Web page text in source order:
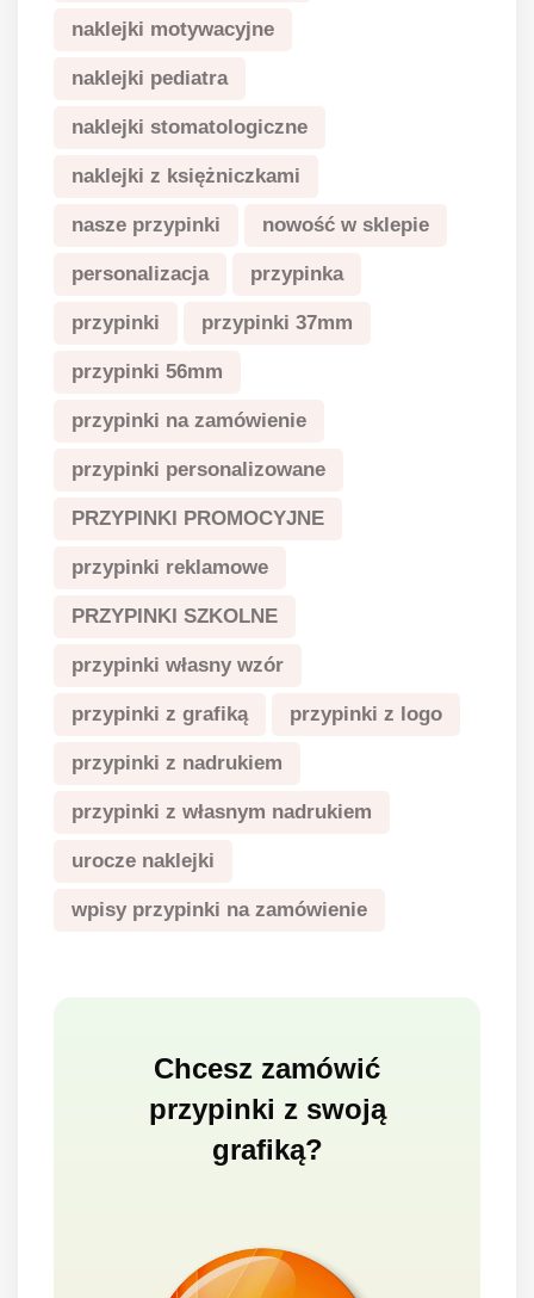
naklejki motywacyjne
naklejki pediatra
naklejki stomatologiczne
naklejki z księżniczkami
nasze przypinki nowość w sklepie
personalizacja przypinka
przypinki przypinki 37mm
przypinki 56mm
przypinki na zamówienie
przypinki personalizowane
PRZYPINKI PROMOCYJNE
przypinki reklamowe
PRZYPINKI SZKOLNE
przypinki własny wzór
przypinki z grafiką przypinki z logo
przypinki z nadrukiem
przypinki z własnym nadrukiem
urocze naklejki
wpisy przypinki na zamówienie
Chcesz zamówić
przypinki z swoją
grafiką?